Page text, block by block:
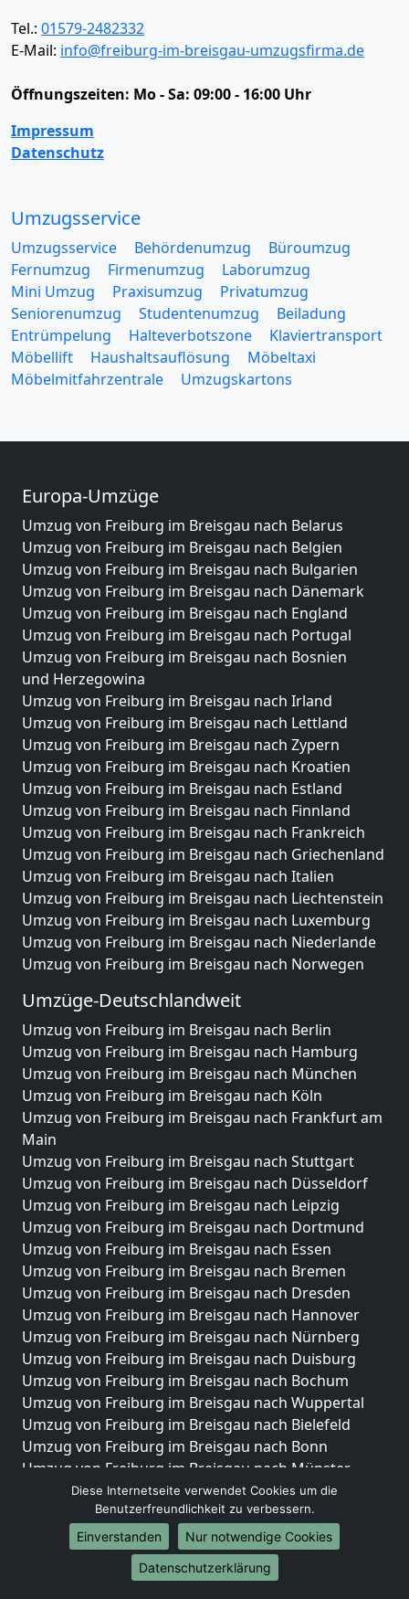
Tel.: 01579-2482332
E-Mail: info@freiburg-im-breisgau-umzugsfirma.de
Öffnungszeiten: Mo - Sa: 09:00 - 16:00 Uhr
Impressum
Datenschutz
Umzugsservice
Umzugsservice Behördenumzug
Büroumzug
Fernumzug
Firmenumzug
Laborumzug
Mini Umzug
Praxisumzug
Privatumzug
Seniorenumzug
Studentenumzug
Beiladung
Entrümpelung
Halteverbotszone
Klaviertransport
Möbellift
Haushaltsauflösung
Möbeltaxi
Möbelmitfahrzentrale
Umzugskartons
Europa-Umzüge
Umzug von Freiburg im Breisgau nach Belarus
Umzug von Freiburg im Breisgau nach Belgien
Umzug von Freiburg im Breisgau nach Bulgarien
Umzug von Freiburg im Breisgau nach Dänemark
Umzug von Freiburg im Breisgau nach England
Umzug von Freiburg im Breisgau nach Portugal
Umzug von Freiburg im Breisgau nach Bosnien
und Herzegowina
Umzug von Freiburg im Breisgau nach Irland
Umzug von Freiburg im Breisgau nach Lettland
Umzug von Freiburg im Breisgau nach Zypern
Umzug von Freiburg im Breisgau nach Kroatien
Umzug von Freiburg im Breisgau nach Estland
Umzug von Freiburg im Breisgau nach Finnland
Umzug von Freiburg im Breisgau nach Frankreich
Umzug von Freiburg im Breisgau nach Griechenland
Umzug von Freiburg im Breisgau nach Italien
Umzug von Freiburg im Breisgau nach Liechtenstein
Umzug von Freiburg im Breisgau nach Luxemburg
Umzug von Freiburg im Breisgau nach Niederlande
Umzug von Freiburg im Breisgau nach Norwegen
Umzüge-Deutschlandweit
Umzug von Freiburg im Breisgau nach Berlin
Umzug von Freiburg im Breisgau nach Hamburg
Umzug von Freiburg im Breisgau nach München
Umzug von Freiburg im Breisgau nach Köln
Umzug von Freiburg im Breisgau nach Frankfurt am
Main
Umzug von Freiburg im Breisgau nach Stuttgart
Umzug von Freiburg im Breisgau nach Düsseldorf
Umzug von Freiburg im Breisgau nach Leipzig
Umzug von Freiburg im Breisgau nach Dortmund
Umzug von Freiburg im Breisgau nach Essen
Umzug von Freiburg im Breisgau nach Bremen
Umzug von Freiburg im Breisgau nach Dresden
Umzug von Freiburg im Breisgau nach Hannover
Umzug von Freiburg im Breisgau nach Nürnberg
Umzug von Freiburg im Breisgau nach Duisburg
Umzug von Freiburg im Breisgau nach Bochum
Umzug von Freiburg im Breisgau nach Wuppertal
Umzug von Freiburg im Breisgau nach Bielefeld
Umzug von Freiburg im Breisgau nach Bonn
Umzug von Freiburg im Breisgau nach Münster
Internationale-Umzüge
Umzug von Freiburg im Breisgau nach Brasilien
Umzug von Freiburg im Breisgau nach Brunei
Diese Internetseite verwendet Cookies um die
Benutzerfreundlichkeit zu verbessern.
Einverstanden
Nur notwendige Cookies
Datenschutzerklärung